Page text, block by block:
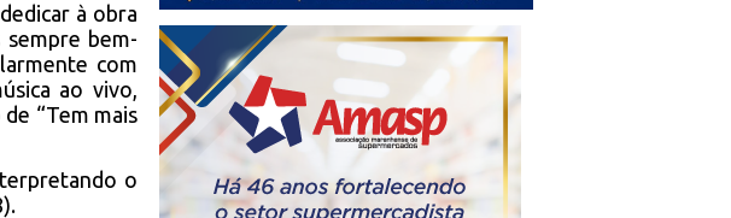
à obra
bem-
com
ao vivo,
“Tem mais
o